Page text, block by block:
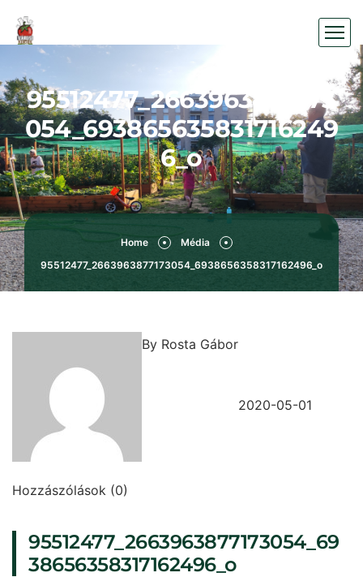
95512477_2663963877173
054_693865635831716249
6_o
Home
Média
95512477_2663963877173054_6938656358317162496_o
By Rosta Gábor
2020-05-01
Hozzászólások (0)
95512477_2663963877173054_69
38656358317162496_o